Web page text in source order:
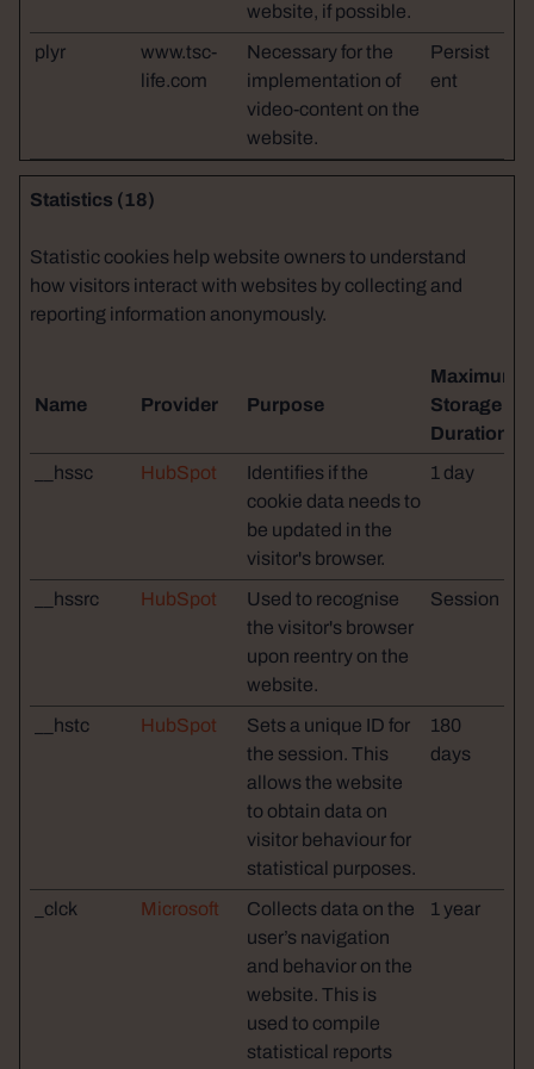
website, if possible.
plyr
www.tsc-
life.com
Necessary for the
implementation of
video-content on the
website.
Persist
ent
Statistics (18)
Statistic cookies help website owners to understand
how visitors interact with websites by collecting and
reporting information anonymously.
Name Provider Purpose
Maximum
Storage
Duration
__hssc
HubSpot
Identifies if the
cookie data needs to
be updated in the
visitor's browser.
1 day
__hssrc HubSpot
Used to recognise
the visitor's browser
upon reentry on the
website.
Session
__hstc HubSpot
Sets a unique ID for
the session. This
allows the website
to obtain data on
visitor behaviour for
statistical purposes.
180
days
_clck Microsoft
Collects data on the
user’s navigation
and behavior on the
website. This is
used to compile
statistical reports
1 year